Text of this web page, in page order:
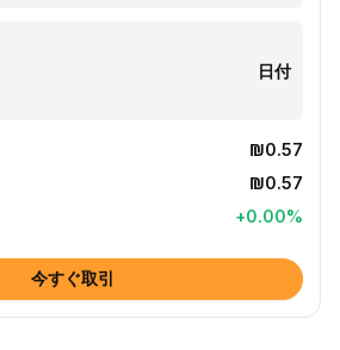
日付
₪0.57
₪0.57
+0.00%
今すぐ取引